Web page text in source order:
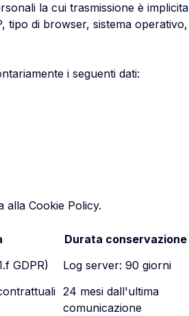
la cui trasmissione è implicita
tipo di browser, sistema operativo,
i seguenti dati:
alla Cookie Policy.
Durata conservazione
GDPR)
Log server: 90 giorni
24 mesi dall'ultima
comunicazione